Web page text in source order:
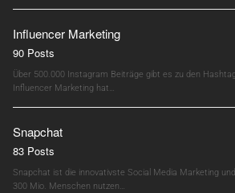
Influencer Marketing
90 Posts
Über 500.000 Instagram Beiträge gibt es zu den
Influencer Marketing hat…
Snapchat
83 Posts
Snapchat ist die innovativste Social Media Marketing
300 Mio. Menschen nutzen…